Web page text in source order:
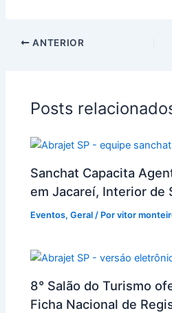
ANTERIOR
Posts
Sanchat Capacita
em Jacareí, Interior de
Eventos,Geral / Porvitor
8° Salão do Turismo
Ficha Nacional de